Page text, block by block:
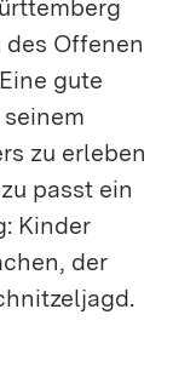
des Offenen
gute
zu erleben
passt ein
Kinder
der